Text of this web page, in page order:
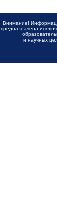
Внимание!
предназначена
и научных